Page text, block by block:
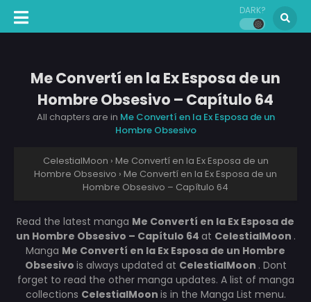
DARK?
Me Convertí en la Ex Esposa de un
Hombre Obsesivo – Capítulo 64
All chapters are in Me Convertí en la Ex Esposa de un
Hombre Obsesivo
CelestialMoon › Me Convertí en la Ex Esposa de un
Hombre Obsesivo › Me Convertí en la Ex Esposa de un
Hombre Obsesivo – Capítulo 64
Read the latest manga Me Convertí en la Ex Esposa de
un Hombre Obsesivo – Capítulo 64 at CelestialMoon .
Manga Me Convertí en la Ex Esposa de un Hombre
Obsesivo is always updated at CelestialMoon . Dont
forget to read the other manga updates. A list of manga
collections CelestialMoon is in the Manga List menu.